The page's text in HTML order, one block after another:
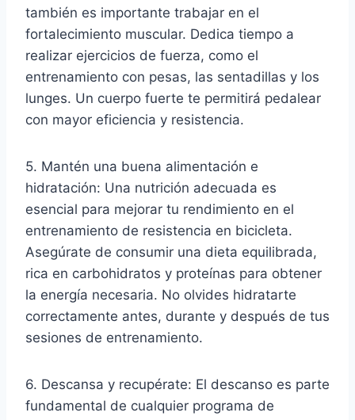
también es importante trabajar en el
fortalecimiento muscular. Dedica tiempo a
realizar ejercicios de fuerza, como el
entrenamiento con pesas, las sentadillas y los
lunges. Un cuerpo fuerte te permitirá pedalear
con mayor eficiencia y resistencia.
5. Mantén una buena alimentación e
hidratación: Una nutrición adecuada es
esencial para mejorar tu rendimiento en el
entrenamiento de resistencia en bicicleta.
Asegúrate de consumir una dieta equilibrada,
rica en carbohidratos y proteínas para obtener
la energía necesaria. No olvides hidratarte
correctamente antes, durante y después de tus
sesiones de entrenamiento.
6. Descansa y recupérate: El descanso es parte
fundamental de cualquier programa de